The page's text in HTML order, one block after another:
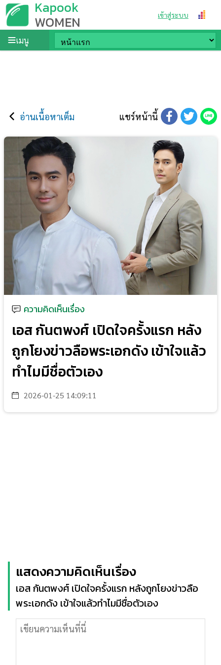
Kapook
WOMEN เข้าสู่ระบบ
เมนู
อ่านเนื้อหาเต็ม แชร์หน้านี้
ความคิดเห็นเรื่อง
เอส กันตพงศ์ เปิดใจครั้งแรก หลัง
ถูกโยงข่าวลือพระเอกดัง เข้าใจแล้ว
ทำไมมีชื่อตัวเอง
2026-01-25 14:09:11
แสดงความคิดเห็นเรื่อง
เอส กันตพงศ์ เปิดใจครั้งแรก หลังถูกโยงข่าวลือ
พระเอกดัง เข้าใจแล้วทำไมมีชื่อตัวเอง